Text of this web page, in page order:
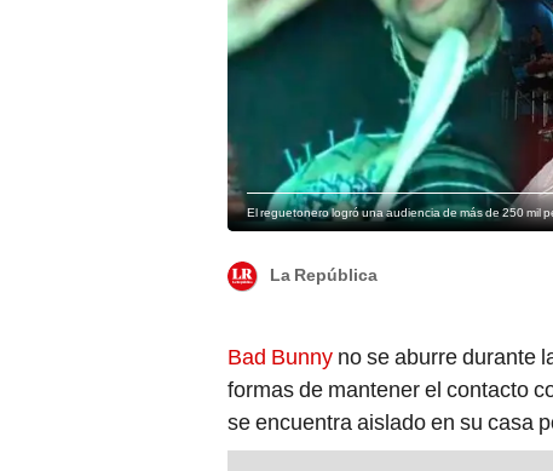
El reguetonero logró una audiencia de más de 250 mil
La República
Bad Bunny no se aburre durante
formas de mantener el contacto
se encuentra aislado en su casa